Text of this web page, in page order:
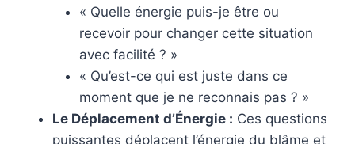
« Quelle énergie puis-je être ou
recevoir pour changer cette situation
avec facilité ? »
« Qu’est-ce qui est juste dans ce
moment que je ne reconnais pas ? »
Le Déplacement d’Énergie : Ces questions
puissantes déplacent l’énergie du blâme et